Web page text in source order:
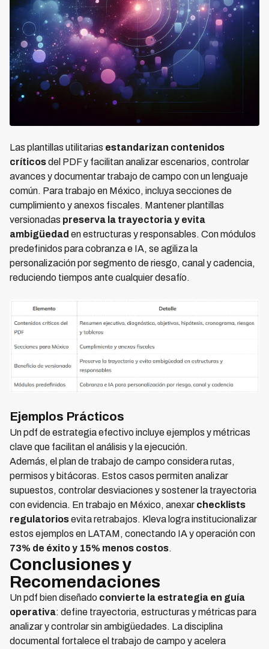
Las plantillas utilitarias estandarizan contenidos
críticosdel PDF y facilitan analizar escenarios, controlar
avances y documentar trabajo de campo con un lenguaje
común. Para trabajo en México, incluya secciones de
cumplimiento y anexos fiscales. Mantener plantillas
versionadas preserva la trayectoria y evita
ambigüedad en estructuras y responsables. Con módulos
predefinidos para cobranza e IA, se agiliza la
personalización por segmento de riesgo, canal y cadencia,
reduciendo tiempos ante cualquier desafío.
Ejemplos Prácticos
Un pdf de estrategia efectivo incluye ejemplos y métricas
clave que facilitan el análisis y la ejecución.
Además, el plan de trabajo de campo considera rutas,
permisos y bitácoras. Estos casos permiten analizar
supuestos, controlar desviaciones y sostener la trayectoria
con evidencia. En trabajo en México, anexar checklists
regulatoriosevita retrabajos. Kleva logra institucionalizar
estos ejemplos en LATAM, conectando IA y operación con
73% de éxito y 15% menos costos.
Conclusiones y
Recomendaciones
Un pdf bien diseñado convierte la estrategia en guía
operativa: define trayectoria, estructuras y métricas para
analizar y controlar sin ambigüedades. La disciplina
documental fortalece el trabajo de campo y acelera